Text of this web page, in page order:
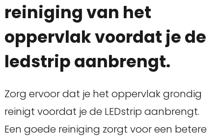
reiniging van het
oppervlak voordat je de
ledstrip aanbrengt.
Zorg ervoor dat je het oppervlak grondig
reinigt voordat je de LEDstrip aanbrengt.
Een goede reiniging zorgt voor een betere